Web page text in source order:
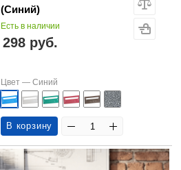
(Синий)
Есть в наличии
298 руб.
Цвет — Синий
В корзину